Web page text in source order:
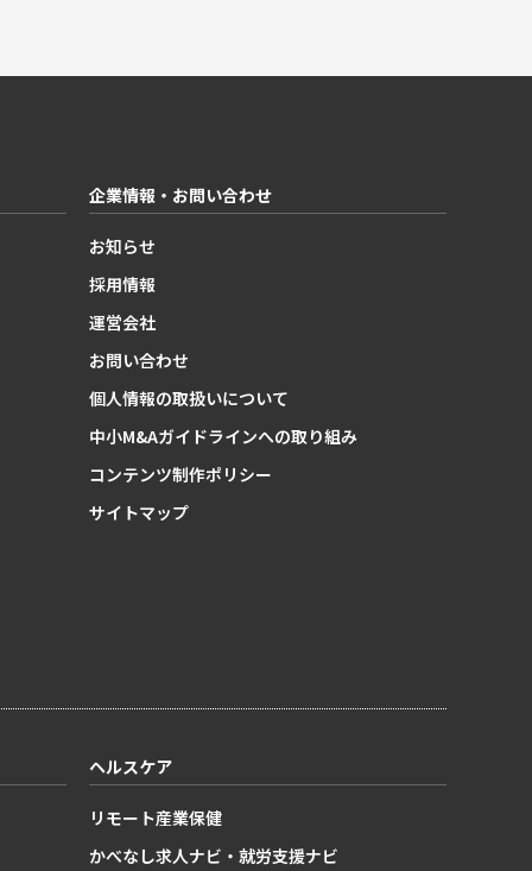
企業情報・お問い合わせ
お知らせ
採用情報
運営会社
お問い合わせ
個人情報の取扱いについて
中小M&Aガイドラインへの取り組み
コンテンツ制作ポリシー
サイトマップ
ヘルスケア
リモート産業保健
かべなし求人ナビ・就労支援ナビ